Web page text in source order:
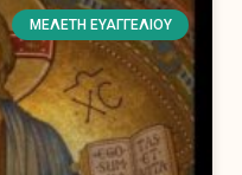
ΜΕΛΈΤΗ ΕΥΑΓΓΕΛΊΟΥ